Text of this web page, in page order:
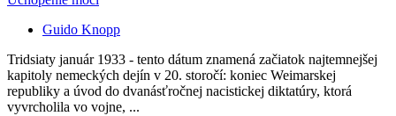
Guido Knopp
Tridsiaty január 1933 - tento dátum znamená začiatok najtemnejšej
kapitoly nemeckých dejín v 20. storočí: koniec Weimarskej
republiky a úvod do dvanásťročnej nacistickej diktatúry, ktorá
vyvrcholila vo vojne, ...